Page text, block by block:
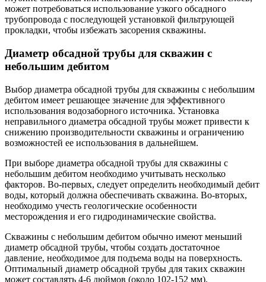
может потребоваться использование узкого обсадного
трубопровода с последующей установкой фильтрующей
прокладки, чтобы избежать засорения скважины.
Диаметр обсадной трубы для скважин с
небольшим дебитом
Выбор диаметра обсадной трубы для скважины с небольшим
дебитом имеет решающее значение для эффективного
использования водозаборного источника. Установка
неправильного диаметра обсадной трубы может привести к
снижению производительности скважины и ограничению
возможностей ее использования в дальнейшем.
При выборе диаметра обсадной трубы для скважины с
небольшим дебитом необходимо учитывать несколько
факторов. Во-первых, следует определить необходимый дебит
воды, который должна обеспечивать скважина. Во-вторых,
необходимо учесть геологические особенности
месторождения и его гидродинамические свойства.
Скважины с небольшим дебитом обычно имеют меньший
диаметр обсадной трубы, чтобы создать достаточное
давление, необходимое для подъема воды на поверхность.
Оптимальный диаметр обсадной трубы для таких скважин
может составлять 4-6 дюймов (около 102-152 мм).